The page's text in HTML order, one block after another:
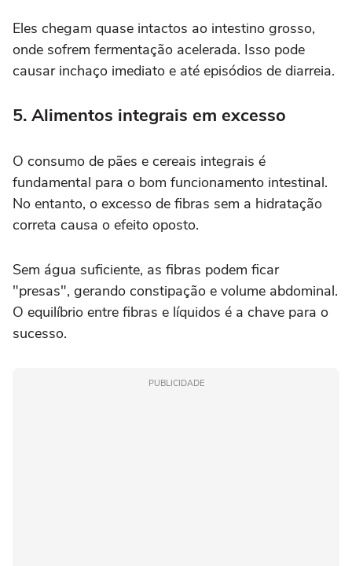
Eles chegam quase intactos ao intestino grosso,
onde sofrem fermentação acelerada. Isso pode
causar inchaço imediato e até episódios de diarreia.
5. Alimentos integrais em excesso
O consumo de pães e cereais integrais é
fundamental para o bom funcionamento intestinal.
No entanto, o excesso de fibras sem a hidratação
correta causa o efeito oposto.
Sem água suficiente, as fibras podem ficar
"presas", gerando constipação e volume abdominal.
O equilíbrio entre fibras e líquidos é a chave para o
sucesso.
PUBLICIDADE